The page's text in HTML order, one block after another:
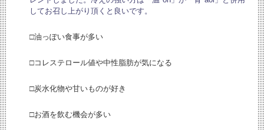
してお召し上がり頂くと良いです。
□油っぽい食事が多い
□コレステロール値や中性脂肪が気になる
□炭水化物や甘いものが好き
□お酒を飲む機会が多い